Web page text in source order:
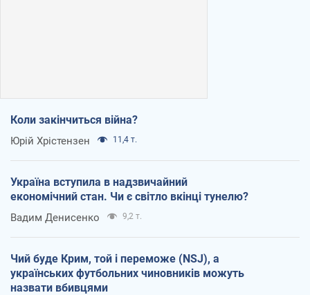
Коли закінчиться війна?
Юрій Хрістензен 11,4 т.
Україна вступила в надзвичайний
економічний стан. Чи є світло вкінці тунелю?
Вадим Денисенко 9,2 т.
Чий буде Крим, той і переможе (NSJ), а
українських футбольних чиновників можуть
назвати вбивцями